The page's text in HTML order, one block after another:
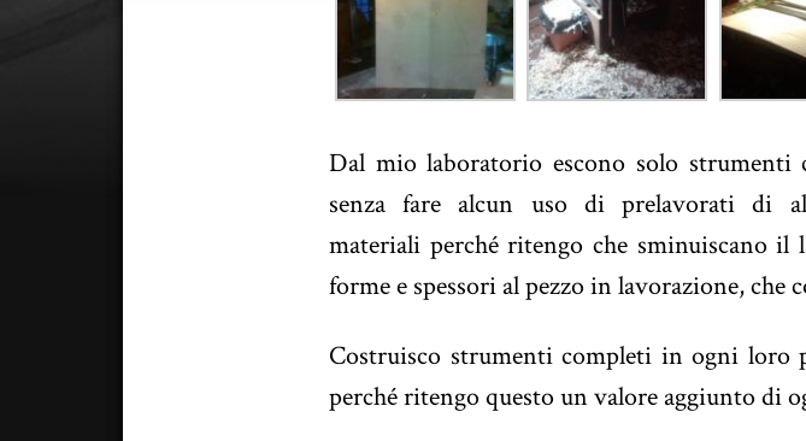
Dal mio laboratorio escono solo strumenti
senza fare alcun uso di prelavorati di
materiali perché ritengo che sminuiscano
forme e spessori al pezzo in lavorazione, che
Costruisco strumenti completi in ogni loro
perché ritengo questo un valore aggiunto di